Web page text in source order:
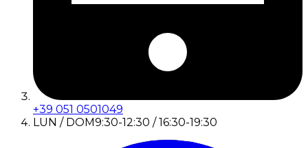
+39 051 0501049
LUN / DOM9:30-12:30 / 16:30-19:30